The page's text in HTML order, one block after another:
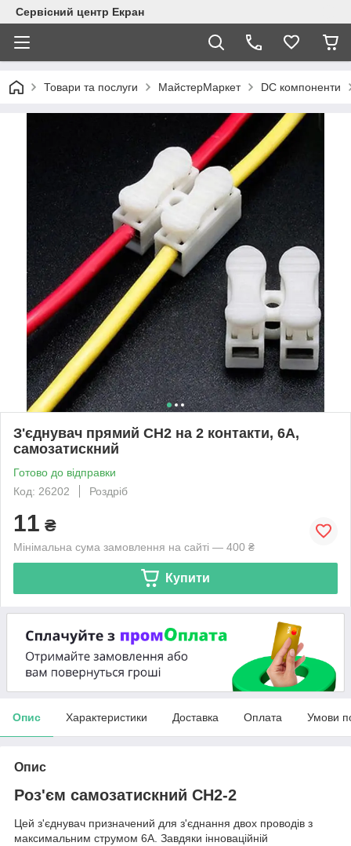
Сервісний центр Екран
Товари та послуги МайстерМаркет DC компоненти
З'єднувач прямий CH2 на 2 контакти, 6A,
самозатискний
Готово до відправки
Код: 26202
Роздріб
11 ₴
Мінімальна сума замовлення на сайті — 400 ₴
Купити
Опис Характеристики Доставка Оплата Умови
Опис
Роз'єм самозатискний CH2-2
Цей з'єднувач призначений для з'єднання двох проводів з
максимальним струмом 6A. Завдяки інноваційній